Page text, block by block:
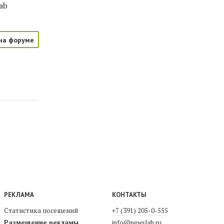
форуме
РЕКЛАМА
Статистика посещений
КОНТАКТЫ
+7 (391) 205-0-555